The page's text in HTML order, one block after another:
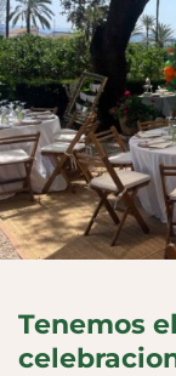
Tenemos